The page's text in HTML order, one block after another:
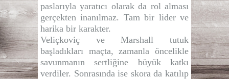
paslarıyla yaratıcı olarak da rol alması
gerçekten inanılmaz. Tam bir lider ve
harika bir karakter.
Veliçkoviç ve Marshall tutuk
başladıkları maçta, zamanla öncelikle
savunmanın sertliğine büyük katkı
verdiler. Sonrasında ise skora da katılıp